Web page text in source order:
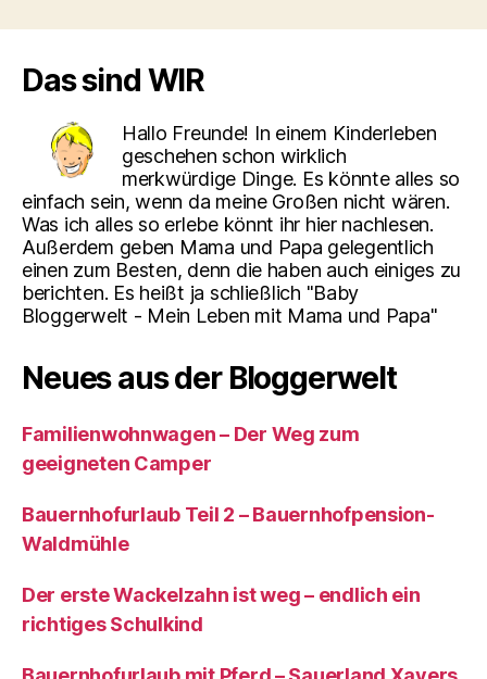
Das sind WIR
Hallo Freunde! In einem Kinderleben
geschehen schon wirklich
merkwürdige Dinge. Es könnte alles so
einfach sein, wenn da meine Großen nicht wären.
Was ich alles so erlebe könnt ihr hier nachlesen.
Außerdem geben Mama und Papa gelegentlich
einen zum Besten, denn die haben auch einiges zu
berichten. Es heißt ja schließlich "Baby
Bloggerwelt - Mein Leben mit Mama und Papa"
Neues aus der Bloggerwelt
Familienwohnwagen – Der Weg zum
geeigneten Camper
Bauernhofurlaub Teil 2 – Bauernhofpension-
Waldmühle
Der erste Wackelzahn ist weg – endlich ein
richtiges Schulkind